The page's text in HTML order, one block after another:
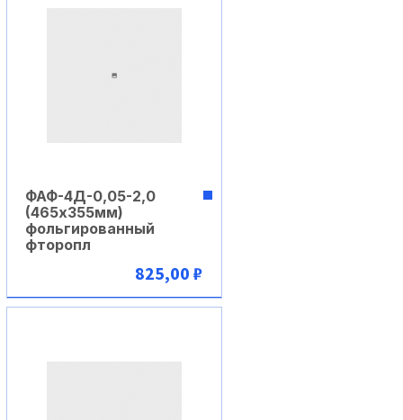
В корзину
ФАФ-4Д-0,05-2,0
(465х355мм)
фольгированный
фторопл
825,00 ₽